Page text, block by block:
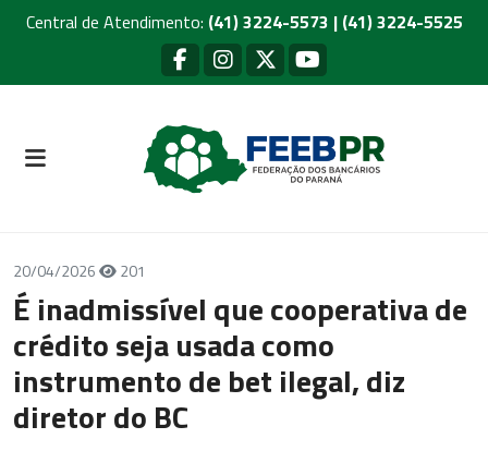
Central de Atendimento: (41) 3224-5573 | (41) 3224-5525
20/04/2026 201
É inadmissível que cooperativa de
crédito seja usada como
instrumento de bet ilegal, diz
diretor do BC